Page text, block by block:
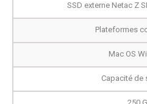
SSD externe Netac Z
Plateformes
Mac OS
Capacité de